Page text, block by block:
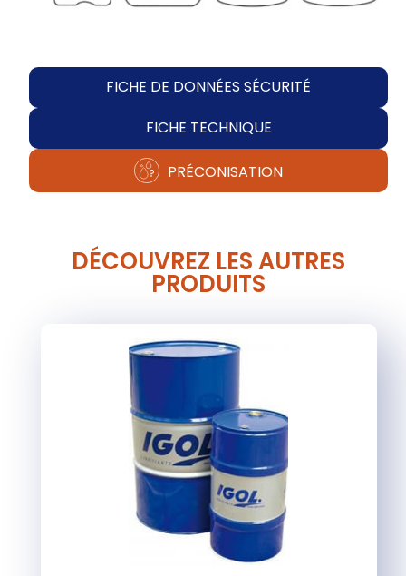
FICHE DE DONNÉES SÉCURITÉ
FICHE TECHNIQUE
PRÉCONISATION
DÉCOUVREZ LES AUTRES
PRODUITS